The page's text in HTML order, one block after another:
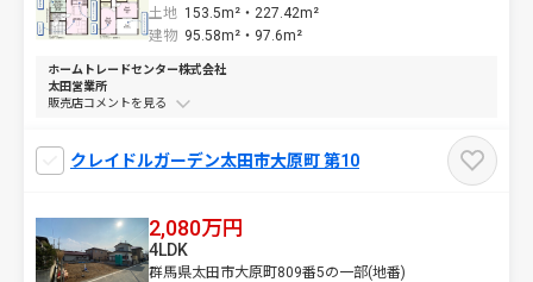
土地 153.5m²・ 227.42m²
建物 95.58m²・ 97.6m²
ホームトレードセンター株式会社
太田営業所
販売店コメントを
クレイドルガーデン太田市大原町 第10
2,080万円
群馬県太田市大原町809番5の一部(地番)
4LDK